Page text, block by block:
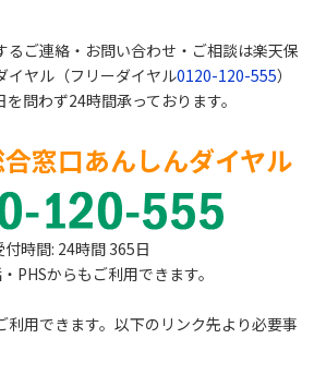
るご連絡・お問い合わせ・ご相談は楽天保
イヤル（フリーダイヤル0120-120-555）
問わず24時間承っております。
窓口あんしんダイヤル
付時間: 24時間 365日
PHSからもご利用できます。
利用できます。以下のリンク先より必要事